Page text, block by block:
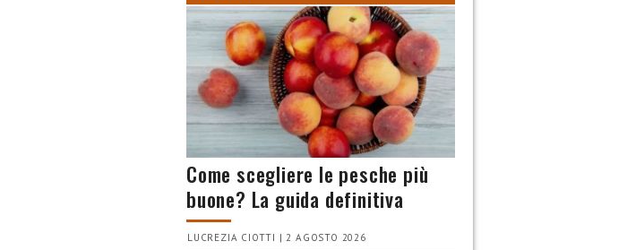
Come scegliere le pesche più
buone? La guida definitiva
LUCREZIA CIOTTI | 2 AGOSTO 2026